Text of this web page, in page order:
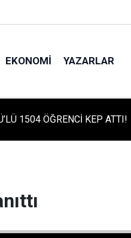
EKONOMI YAZARLAR
FRAKSİNASYON TESİSİ'NİN